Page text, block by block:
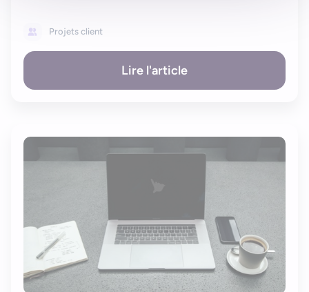
Projets client
Lire l'article